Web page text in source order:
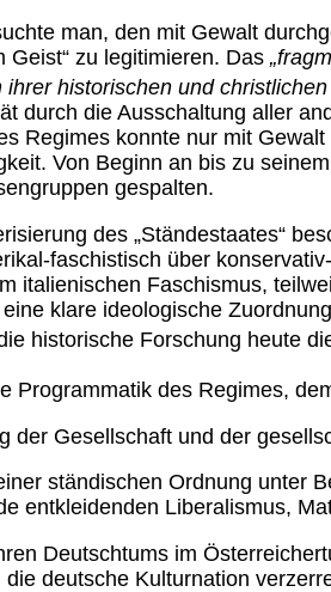
man, den mit Gewalt
Geist“ zu legitimieren. Das
ihrer historischen und
durch die Ausschaltung aller
Regimes konnte nur mit
Von Beginn an bis zu
gespalten.
des „Ständestaates“
faschistisch über
italienischen Faschismus,
klare ideologische
historische Forschung heute
Programmatik des Regimes,
der Gesellschaft und der
ständischen Ordnung unter
entkleidenden Liberalismus,
Deutschtums im
deutsche Kulturnation